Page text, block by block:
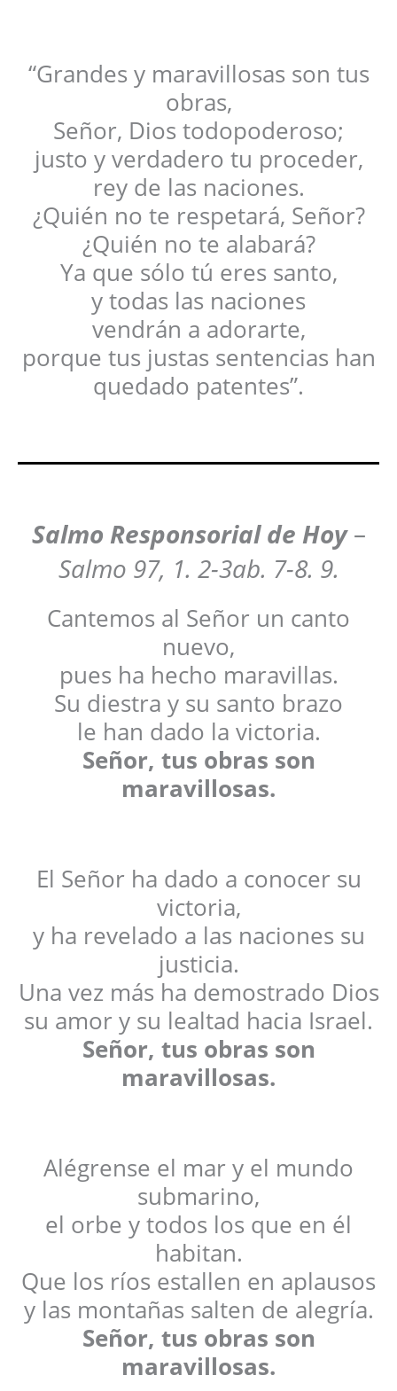
“Grandes y maravillosas son tus
obras,
Señor, Dios todopoderoso;
justo y verdadero tu proceder,
rey de las naciones.
¿Quién no te respetará, Señor?
¿Quién no te alabará?
Ya que sólo tú eres santo,
y todas las naciones
vendrán a adorarte,
porque tus justas sentencias han
quedado patentes”.
Salmo Responsorial de Hoy –
Salmo 97, 1. 2-3ab. 7-8. 9.
Cantemos al Señor un canto
nuevo,
pues ha hecho maravillas.
Su diestra y su santo brazo
le han dado la victoria.
Señor, tus obras son
maravillosas.
El Señor ha dado a conocer su
victoria,
y ha revelado a las naciones su
justicia.
Una vez más ha demostrado Dios
su amor y su lealtad hacia Israel.
Señor, tus obras son
maravillosas.
Alégrense el mar y el mundo
submarino,
el orbe y todos los que en él
habitan.
Que los ríos estallen en aplausos
y las montañas salten de alegría.
Señor, tus obras son
maravillosas.